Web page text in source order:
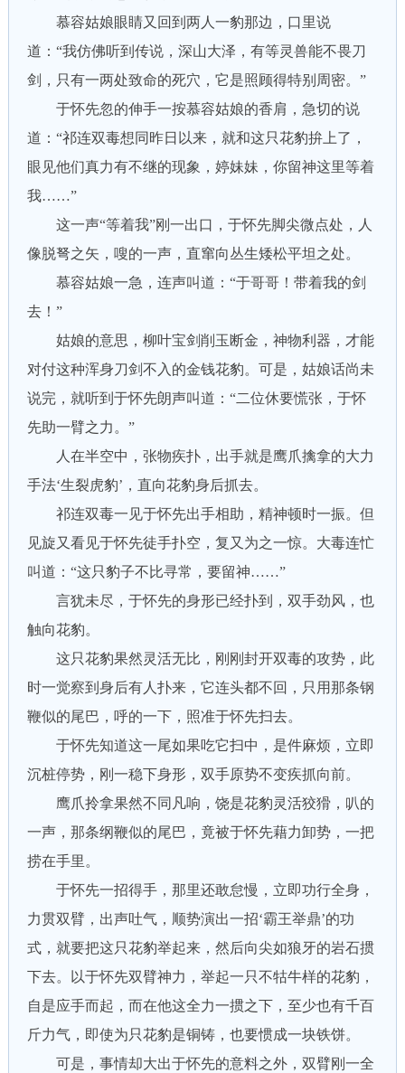
慕容姑娘眼睛又回到两人一豹那边，口里说
道：“我仿佛听到传说，深山大泽，有等灵兽能不畏刀
剑，只有一两处致命的死穴，它是照顾得特别周密。”
于怀先忽的伸手一按慕容姑娘的香肩，急切的说
道：“祁连双毒想同昨日以来，就和这只花豹拚上了，
眼见他们真力有不继的现象，婷妹妹，你留神这里等着
我……”
这一声“等着我”刚一出口，于怀先脚尖微点处，人
像脱弩之矢，嗖的一声，直窜向丛生矮松平坦之处。
慕容姑娘一急，连声叫道：“于哥哥！带着我的剑
去！”
姑娘的意思，柳叶宝剑削玉断金，神物利器，才能
对付这种浑身刀剑不入的金钱花豹。可是，姑娘话尚未
说完，就听到于怀先朗声叫道：“二位休要慌张，于怀
先助一臂之力。”
人在半空中，张物疾扑，出手就是鹰爪擒拿的大力
手法‘生裂虎豹’，直向花豹身后抓去。
祁连双毒一见于怀先出手相助，精神顿时一振。但
见旋又看见于怀先徒手扑空，复又为之一惊。大毒连忙
叫道：“这只豹子不比寻常，要留神……”
言犹未尽，于怀先的身形已经扑到，双手劲风，也
触向花豹。
这只花豹果然灵活无比，刚刚封开双毒的攻势，此
时一觉察到身后有人扑来，它连头都不回，只用那条钢
鞭似的尾巴，呼的一下，照准于怀先扫去。
于怀先知道这一尾如果吃它扫中，是件麻烦，立即
沉桩停势，刚一稳下身形，双手原势不变疾抓向前。
鹰爪拎拿果然不同凡响，饶是花豹灵活狡猾，叭的
一声，那条纲鞭似的尾巴，竟被于怀先藉力卸势，一把
捞在手里。
于怀先一招得手，那里还敢怠慢，立即功行全身，
力贯双臂，出声吐气，顺势演出一招‘霸王举鼎’的功
式，就要把这只花豹举起来，然后向尖如狼牙的岩石掼
下去。以于怀先双臂神力，举起一只不牯牛样的花豹，
自是应手而起，而在他这全力一掼之下，至少也有千百
斤力气，即使为只花豹是铜铸，也要惯成一块铁饼。
可是，事情却大出于怀先的意料之外，双臂刚一全